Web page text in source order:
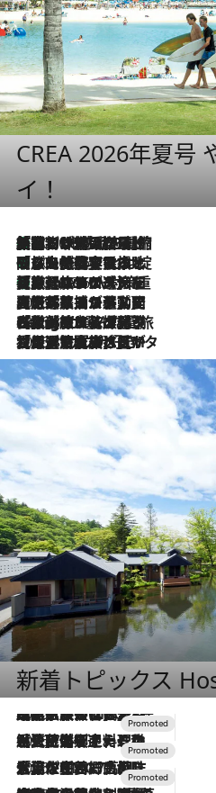
CREA 2026年夏号
イ！
2026.8.6
「荷物が増えるほど旅ストレスは増す」美容ジャーナリストがたどり着いた最終結論。“化粧品を劇的に減らす”感動の凝縮美容とは
2026.8.6
「旅先には金髪ウィッグを持参」日本と同じメイクでは損してる!? 美容ジャーナリストが提案する“掟破りの旅美容”とは
2026.8.6
【厳選旅コスメ】「身軽さ＆UV対策重視！」ヘアアーティストshucoが選んだ夏旅ベストコスメを発表【Mサイズジップ】
2026.8.5
【厳選旅コスメ】国内をあちこち移動する河井菜摘が選んだ夏旅ベストコスメ発表！「リラックスアイテムはマスト」【Mサイズジップ】
2026.8.4
【厳選旅コスメ】「紫外線＆乾燥対策しながらメイク感も！」ヘア＆メイクGeorgeが選んだ夏旅ベストコスメを発表！【Mサイズジップ】
2026.8.3
【厳選旅コスメ】「保湿もタイパ重視！」“サウナ好き”タレント清水みさとが愛用する夏旅ベストコスメを発表！【Mサイズジップ】
新着トピックス
2026.7.31
【ホテル帰省】という選択肢をOMOが提案。家族とほどよい距離を保つには「昼は実家、夜は気兼ねなくホテルで！」
2026.7.24
【夏限定ディナーコース】旬を迎える稚鮎や花ズッキーニなどをイタリア・トスカーナの郷土料理の手法で満喫！
2026.7.17
「土佐和ハーブかき氷」がOMO7高知に登場！生姜、山椒、大葉など目にも舌にも涼を呼ぶ郷土の味